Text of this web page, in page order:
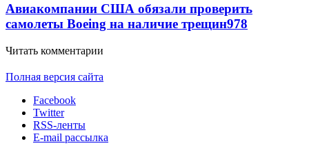
Авиакомпании США обязали проверить
самолеты Boeing на наличие трещин978
Читать комментарии
Полная версия сайта
Facebook
Twitter
RSS-ленты
E-mail рассылка